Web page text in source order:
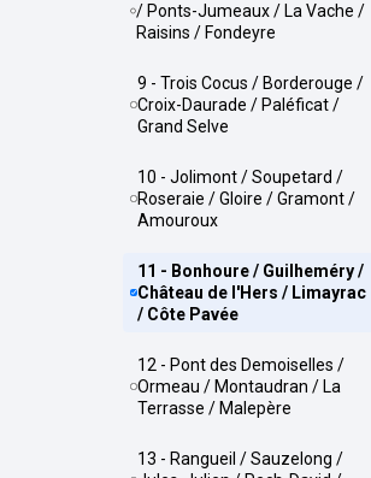
/ Ponts-Jumeaux / La Vache /
Raisins / Fondeyre
9 - Trois Cocus / Borderouge /
Croix-Daurade / Paléficat /
Grand Selve
10 - Jolimont / Soupetard /
Roseraie / Gloire / Gramont /
Amouroux
11 - Bonhoure / Guilheméry /
Château de l'Hers / Limayrac
/ Côte Pavée
12 - Pont des Demoiselles /
Ormeau / Montaudran / La
Terrasse / Malepère
13 - Rangueil / Sauzelong /